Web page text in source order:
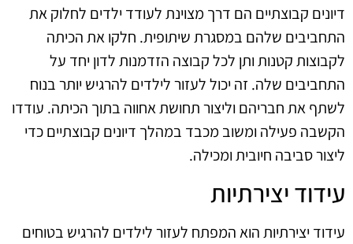
דיונים קבוצתיים הם דרך מצוינת לעודד ילדים לחלוק את
התחביבים שלהם במסגרת שיתופית. חלקו את הכיתה
לקבוצות קטנות ותן לכל קבוצה הזדמנות לדון יחד על
התחביבים שלה. זה יכול לעזור לילדים להרגיש יותר בנוח
לשתף את חבריהם וליצור תחושת אחווה בתוך הכיתה. עודדו
הקשבה פעילה ומשוב מכבד במהלך דיונים קבוצתיים כדי
ליצור סביבה חיובית ומכילה.
עידוד יצירתיות
עידוד יצירתיות הוא המפתח לעזור לילדים להרגיש בטוחים